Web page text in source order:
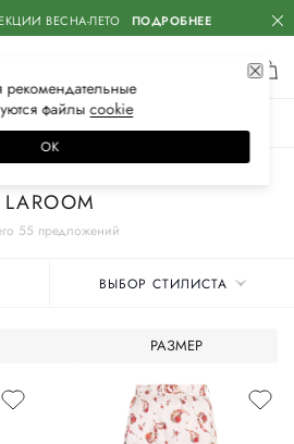
ВЕСНА-ЛЕТО ПОДРОБНЕЕ
55 предложений
LAROOM
ВЫБОР СТИЛИСТА
РАЗМЕР
рекомендательные
файлысооkiе
ОК